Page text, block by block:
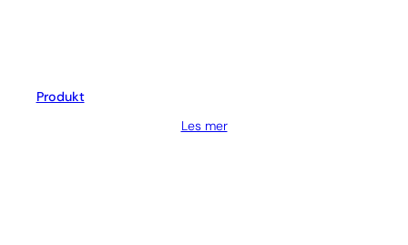
Produkt
Les mer